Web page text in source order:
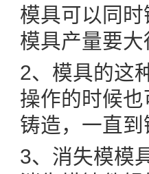
模具可以同
模具产量要
2、模具的这
操作的时候
铸造，一直
3、消失模模